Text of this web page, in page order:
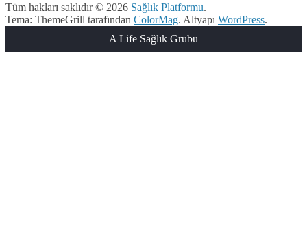
Tüm hakları saklıdır © 2026 Sağlık Platformu.
Tema: ThemeGrill tarafından ColorMag. Altyapı WordPress.
A Life Sağlık Grubu